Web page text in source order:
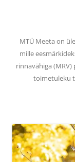
MTÜ Meeta on
mille
rinnavähiga
toimetuleku